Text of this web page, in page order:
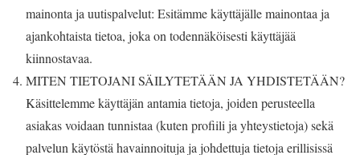
mainonta ja uutispalvelut: Esitämme käyttäjälle mainontaa ja
ajankohtaista tietoa, joka on todennäköisesti käyttäjää
kiinnostavaa.
MITEN TIETOJANI SÄILYTETÄÄN JA YHDISTETÄÄN?
Käsittelemme käyttäjän antamia tietoja, joiden perusteella
asiakas voidaan tunnistaa (kuten profiili ja yhteystietoja) sekä
palvelun käytöstä havainnoituja ja johdettuja tietoja erillisissä